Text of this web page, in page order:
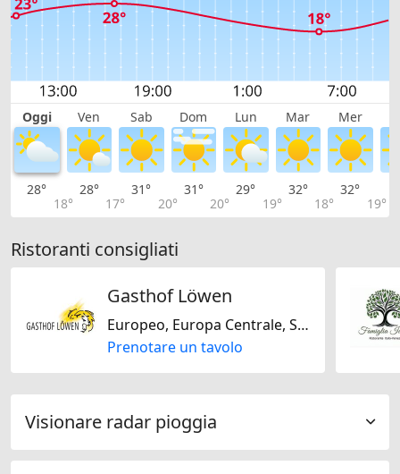
Oggi Ven Sab Dom Lun Mar Mer
28°
18°
28°
17°
31°
20°
31°
20°
29°
19°
32°
18°
32°
19°
Ristoranti consigliati
Gasthof Löwen
Europeo, Europa Centrale, Svizzera, Senza glutine, Regionale, Mediterranea
Prenotare un tavolo
Visionare radar pioggia